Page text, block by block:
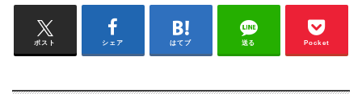
ポスト シェア はてブ 送る Pocket